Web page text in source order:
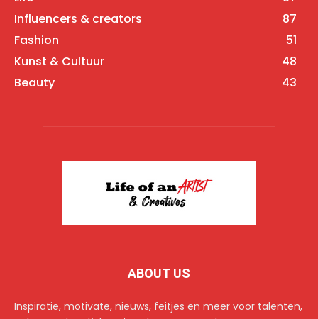
Influencers & creators
87
Fashion
51
Kunst & Cultuur
48
Beauty
43
ABOUT US
Inspiratie, motivate, nieuws, feitjes en meer voor talenten,